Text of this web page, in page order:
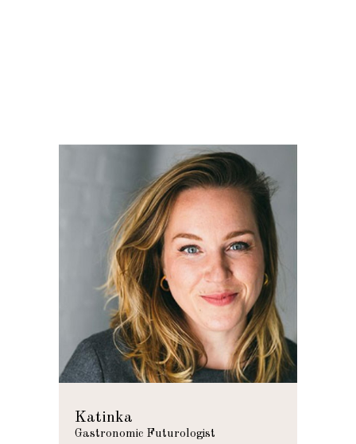
Katinka
Gastronomic Futurologist